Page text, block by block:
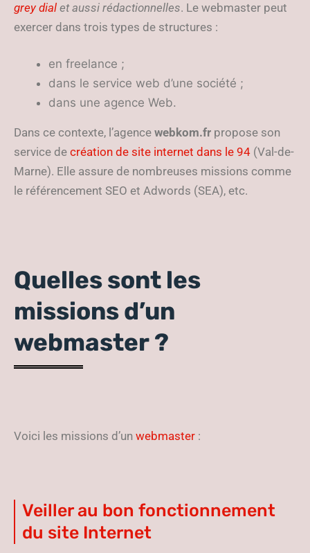
grey dial et aussi rédactionnelles. Le webmaster peut
exercer dans trois types de structures :
en freelance ;
dans le service web d’une société ;
dans une agence Web.
Dans ce contexte, l’agence webkom.fr propose son
service de création de site internet dans le 94 (Val-de-
Marne). Elle assure de nombreuses missions comme
le référencement SEO et Adwords (SEA), etc.
Quelles sont les
missions d’un
webmaster ?
Voici les missions d’un webmaster :
Veiller au bon fonctionnement
du site Internet